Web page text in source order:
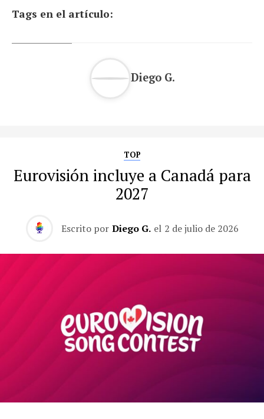
Tags en el artículo:
Diego G.
TOP
Eurovisión incluye a Canadá para
2027
Escrito por Diego G. el 2 de julio de 2026